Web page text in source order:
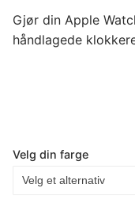
Gjør din Apple
håndlagede
Velg din farge